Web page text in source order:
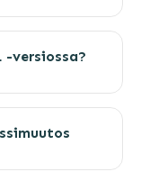
-versiossa?